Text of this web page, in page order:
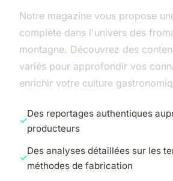
Notre magazine vous propose
complète dans l'univers des
montagne. Découvrez des
variés pour approfondir vos
enrichir votre culture
Des reportages authentiques
producteurs
Des analyses détaillées sur les
méthodes de fabrication